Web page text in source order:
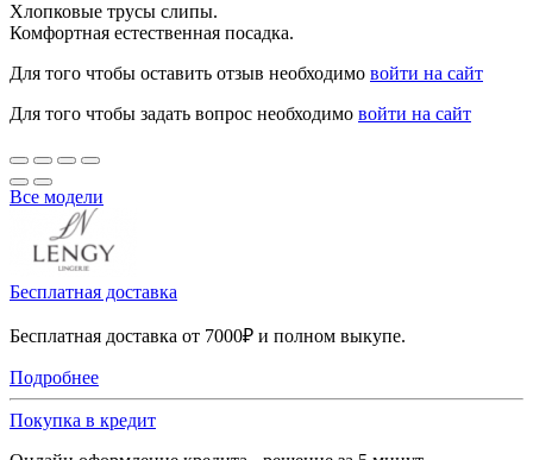
Хлопковые трусы слипы.
Комфортная естественная посадка.
Для того чтобы оставить отзыв необходимо войти на сайт
Для того чтобы задать вопрос необходимо войти на сайт
Все модели
Бесплатная доставка
Бесплатная доставка от 7000₽ и полном выкупе.
Подробнее
Покупка в кредит